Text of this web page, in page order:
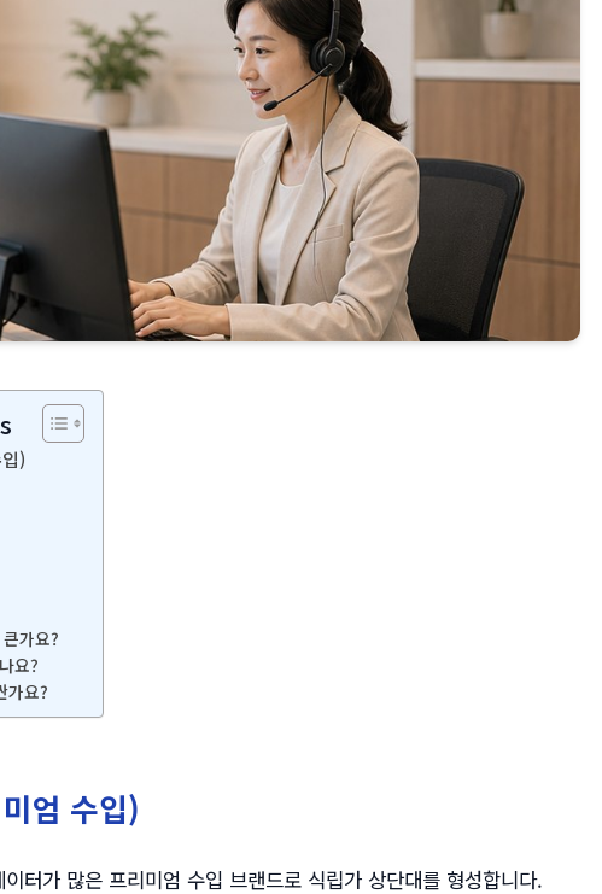
)
가요?
요?
가요?
엄 수입)
터가 많은 프리미엄 수입 브랜드로 식립가 상단대를 형성합니다.